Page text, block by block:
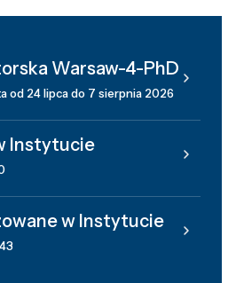
Warsaw-4-PhD
od 24 lipca do 7 sierpnia 2026
Instytucie
w Instytucie